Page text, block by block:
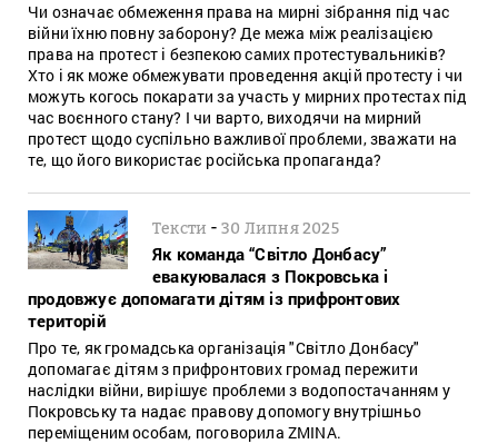
Чи означає обмеження права на мирні зібрання під час
війни їхню повну заборону? Де межа між реалізацією
права на протест і безпекою самих протестувальників?
Хто і як може обмежувати проведення акцій протесту і чи
можуть когось покарати за участь у мирних протестах під
час воєнного стану? І чи варто, виходячи на мирний
протест щодо суспільно важливої проблеми, зважати на
те, що його використає російська пропаганда?
Тексти -30 Липня 2025
Як команда “Світло Донбасу”
евакуювалася з Покровська і
продовжує допомагати дітям із прифронтових
територій
Про те, як громадська організація "Світло Донбасу"
допомагає дітям з прифронтових громад пережити
наслідки війни, вирішує проблеми з водопостачанням у
Покровську та надає правову допомогу внутрішньо
переміщеним особам, поговорила ZMINA.